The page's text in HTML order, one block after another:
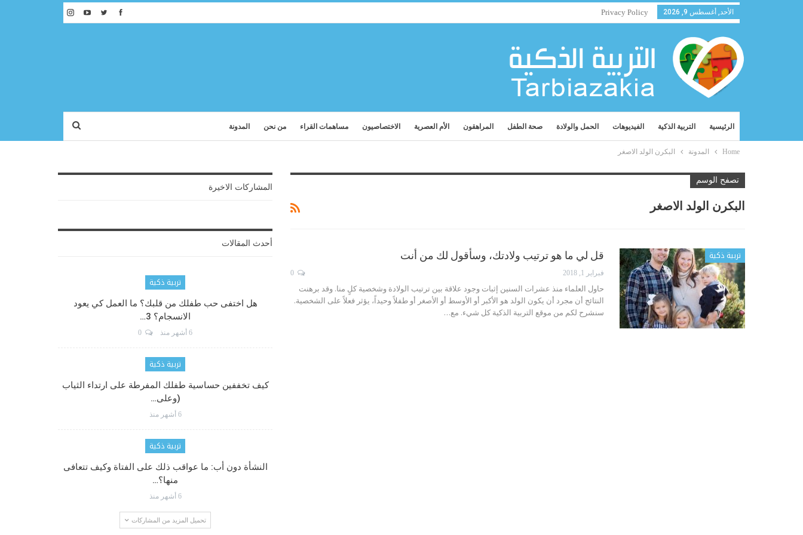
الأحد, أغسطس 9, 2026 Privacy Policy
الرئيسية التربية الذكية الفيديوهات الحمل والولادة صحة الطفل المراهقون الأم العصرية الاختصاصيون مساهمات القراء من نحن المدونة
Home المدونة البكرن الولد الاصغر
تصفح الوسم
البكرن الولد الاصغر
تربية ذكية قل لي ما هو ترتيب ولادتك، وسأقول لك من أنت
فبراير 1, 2018
حاول العلماء منذ عشرات السنين إثبات وجود علاقة بين ترتيب الولادة وشخصية كلٍ منا. وقد برهنت
النتائج أن مجرد أن يكون الولد هو الأكبر أو الأوسط أو الأصغر أو طفلاً وحيداً، يؤثر فعلاً على الشخصية.
سنشرح لكم من موقع التربية الذكية كل شيء. مع…
المشاركات الاخيرة
أحدث المقالات
تربية ذكية
هل اختفى حب طفلك من قلبك؟ ما العمل كي يعود
الانسجام؟ 3…
6 أشهر منذ
تربية ذكية
كيف تخففين حساسية طفلك المفرطة على ارتداء الثياب
(وعلى…
6 أشهر منذ
تربية ذكية
النشأة دون أب: ما عواقب ذلك على الفتاة وكيف تتعافى
منها؟…
6 أشهر منذ
تحميل المزيد من المشاركات